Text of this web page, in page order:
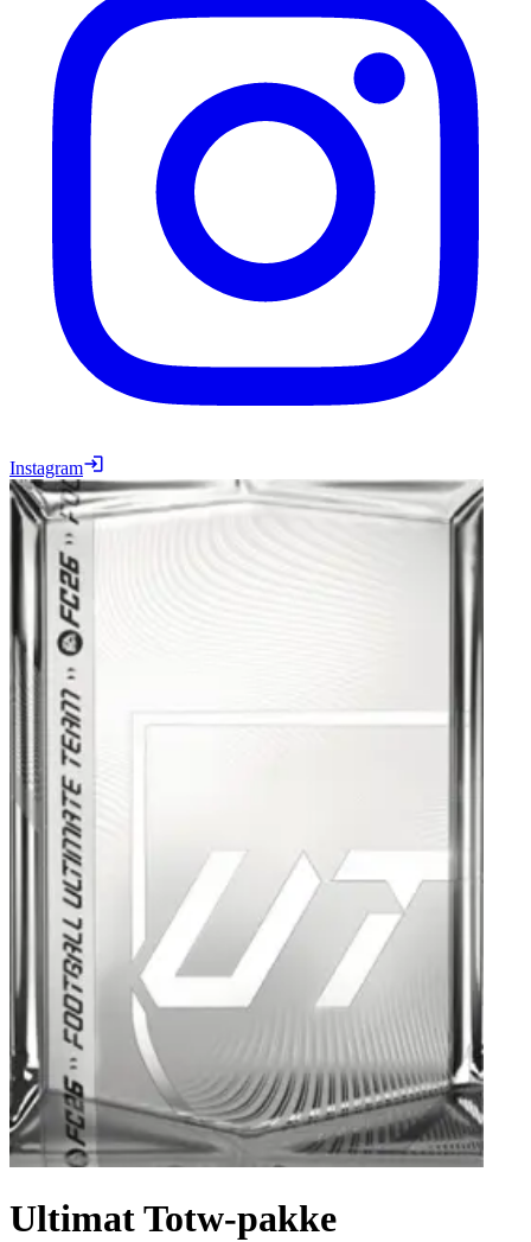
Instagram
Ultimat Totw-pakke